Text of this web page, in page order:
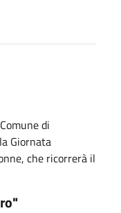
di
Giornata
che ricorrerà il